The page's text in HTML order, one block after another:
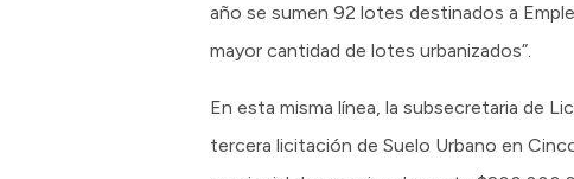
año se sumen 92 lotes destinados a
mayor cantidad de lotes urbanizados”.
En esta misma línea, la subsecretaria de
tercera licitación de Suelo Urbano en